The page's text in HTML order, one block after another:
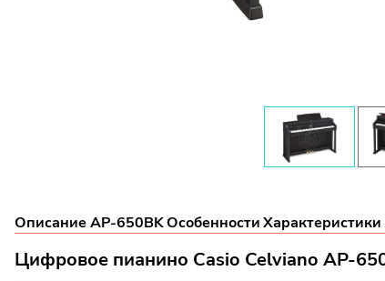
Описание AP-650BKОсобенности
Цифровое пианино Casio Celviano AP-